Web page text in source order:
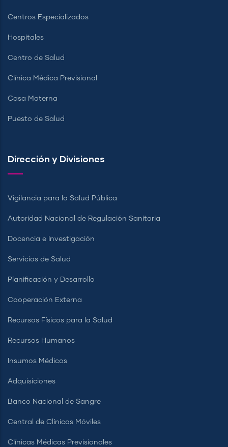
Centros Especializados
Hospitales
Centro de Salud
Clínica Médica Previsional
Casa Materna
Puesto de Salud
Dirección y Divisiones
Vigilancia para la Salud Pública
Autoridad Nacional de Regulación Sanitaria
Docencia e Investigación
Servicios de Salud
Planificación y Desarrollo
Cooperación Externa
Recursos Físicos para la Salud
Recursos Humanos
Insumos Médicos
Adquisiciones
Banco Nacional de Sangre
Central de Clínicas Móviles
Clínicas Médicas Previsionales